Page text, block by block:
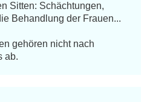
Sitten: Schächtungen,
Behandlung der Frauen...
gehören nicht nach
ab.